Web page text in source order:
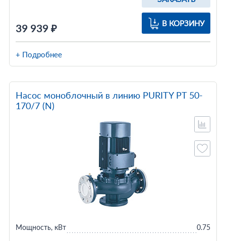
39 939 ₽ В КОРЗИНУ
+ Подробнее
Насос моноблочный в линию PURITY PT 50-
170/7 (N)
Мощность, кВт 0.75